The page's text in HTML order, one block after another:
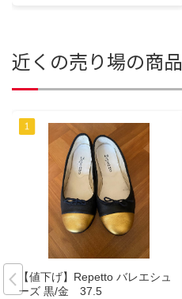
近くの売り場の商品
【値下げ】Repetto バレエシュ
ーズ 黒/金 37.5